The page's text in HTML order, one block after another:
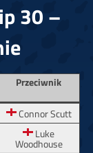
30 –
Przeciwnik
Connor Scutt
Luke
Woodhouse